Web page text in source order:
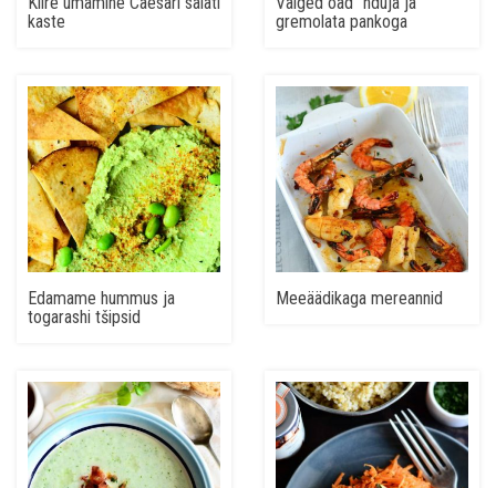
kaste
gremolata pankoga
Edamame hummus ja
togarashi tšipsid
Meeäädikaga mereannid